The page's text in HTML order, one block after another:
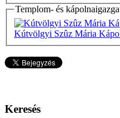
Templom- és
Kútvölgyi Szûz Mária
Keresés